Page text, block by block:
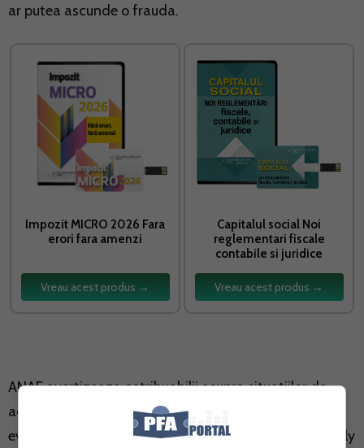
ar putea ascunde o frauda.
Impozit MICRO 2026 Fara
erori fara amenzi
Vreau acest produs →
Capitalul social Noi
reglementari fiscale
contabile si juridice
Vreau acest produs →
ANAF avertizeaza cotribuabilii asupra situatiilor de
acest tip, sfatuind contribuabilii, pentru a evita o
eventuala pierdere de bani, sa nu transmita vreun reply